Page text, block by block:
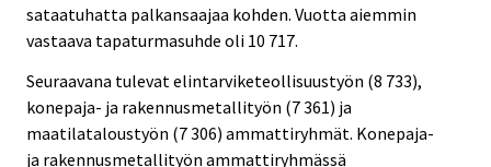
sataatuhatta palkansaajaa kohden. Vuotta aiemmin
vastaava tapaturmasuhde oli 10 717.
Seuraavana tulevat elintarviketeollisuustyön (8 733),
konepaja- ja rakennusmetallityön (7 361) ja
maatilataloustyön (7 306) ammattiryhmät. Konepaja-
ja rakennusmetallityön ammattiryhmässä